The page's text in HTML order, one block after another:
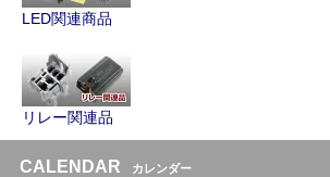
LED関連商品
リレー関連品
CALENDAR カレンダー